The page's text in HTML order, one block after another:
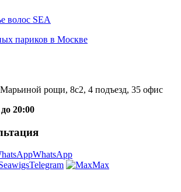
париков в Москве
рощи, 8с2, 4 подъезд, 35 офис
20:00
WhatsApp
Telegram
Max